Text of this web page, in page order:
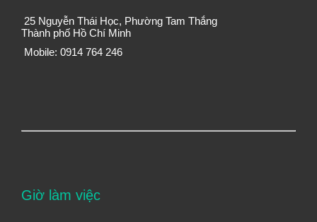
25 Nguyễn Thái Học, Phường Tam Thắng
Thành phố Hồ Chí Minh
Mobile: 0914 764 246
Giờ làm việc